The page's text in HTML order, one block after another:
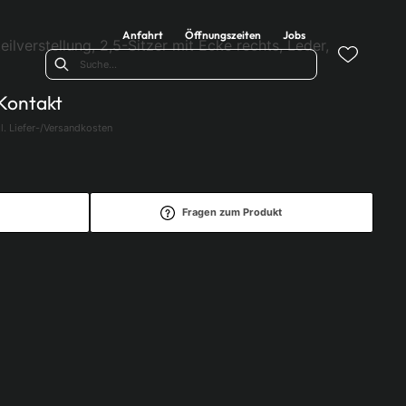
Anfahrt Öffnungszeiten Jobs
2,5-Sitzer mit Ecke rechts, Leder,
Liefer-/Versandkosten
Fragen zum Produkt